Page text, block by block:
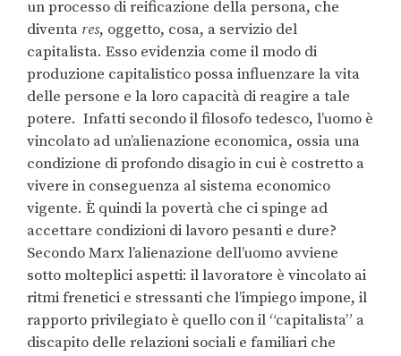
un processo di reificazione della persona, che
diventa res, oggetto, cosa, a servizio del
capitalista. Esso evidenzia come il modo di
produzione capitalistico possa influenzare la vita
delle persone e la loro capacità di reagire a tale
potere. Infatti secondo il filosofo tedesco, l’uomo è
vincolato ad un’alienazione economica, ossia una
condizione di profondo disagio in cui è costretto a
vivere in conseguenza al sistema economico
vigente. È quindi la povertà che ci spinge ad
accettare condizioni di lavoro pesanti e dure?
Secondo Marx l’alienazione dell’uomo avviene
sotto molteplici aspetti: il lavoratore è vincolato ai
ritmi frenetici e stressanti che l’impiego impone, il
rapporto privilegiato è quello con il “capitalista” a
discapito delle relazioni sociali e familiari che